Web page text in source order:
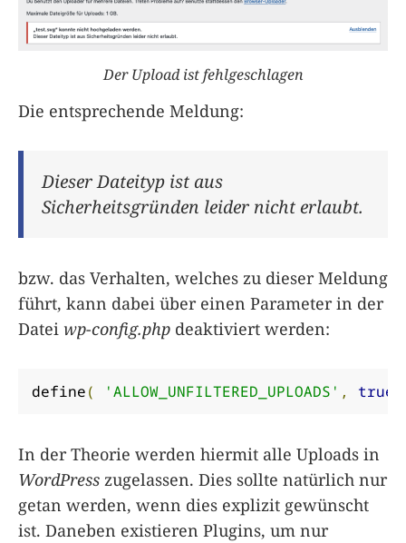
Der Upload ist fehlgeschlagen
Die entsprechende Meldung:
Dieser Dateityp ist aus
Sicherheitsgründen leider nicht erlaubt.
bzw. das Verhalten, welches zu dieser Meldung
führt, kann dabei über einen Parameter in der
Datei wp-config.php deaktiviert werden:
define( 'ALLOW_UNFILTERED_UPLOADS' , true
In der Theorie werden hiermit alle Uploads in
WordPress zugelassen. Dies sollte natürlich nur
getan werden, wenn dies explizit gewünscht
ist. Daneben existieren Plugins, um nur